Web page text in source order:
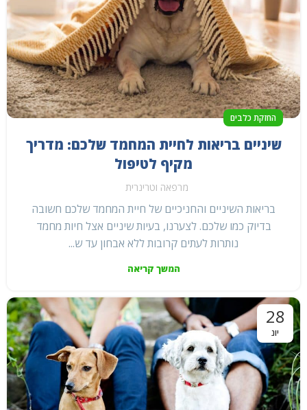
החזקת כלבים
שיניים בריאות לחיית המחמד שלכם: מדריך
מקיף לטיפול
מרפאה וטרינרית
בריאות השיניים והחניכיים של חיית המחמד שלכם חשובה
בדיוק כמו שלכם. לצערנו, בעיות שיניים אצל חיות מחמד
נותרות לעתים קרובות ללא אבחון עד ש...
המשך קריאה
28
יונ